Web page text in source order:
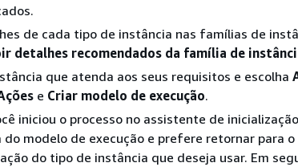
de cada tipo de instância nas famílias de
detalhes recomendados da família de
que atenda aos seus requisitos e escolha
e Criar modelo de execução.
iniciou o processo no assistente de
do modelo de execução e prefere retornar para
do tipo de instância que deseja usar. Em